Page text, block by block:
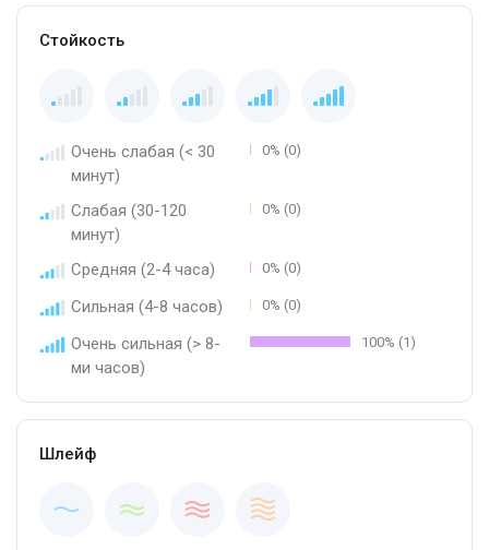
Стойкость
Очень слабая (< 30
минут)
0% (0)
Слабая (30-120
минут)
0% (0)
Средняя (2-4 часа) 0% (0)
Сильная (4-8 часов) 0% (0)
Очень сильная (> 8-
ми часов)
100% (1)
Шлейф